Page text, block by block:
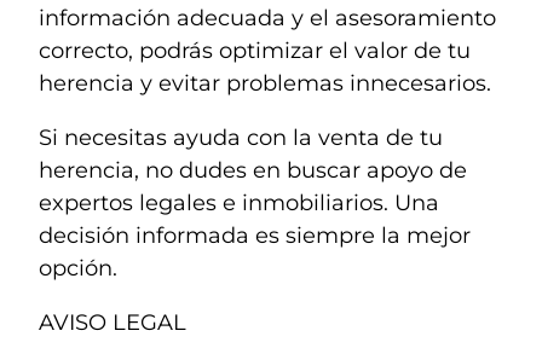
información adecuada y el asesoramiento
correcto, podrás optimizar el valor de tu
herencia y evitar problemas innecesarios.
Si necesitas ayuda con la venta de tu
herencia, no dudes en buscar apoyo de
expertos legales e inmobiliarios. Una
decisión informada es siempre la mejor
opción.
AVISO LEGAL